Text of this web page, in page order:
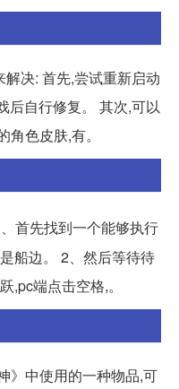
决: 首先,尝试重新启动
后自行修复。 其次,可以
色皮肤,有。
首先找到一个能够执行
船边。 2、然后等待待
,pc端点击空格,。
》中使用的一种物品,可